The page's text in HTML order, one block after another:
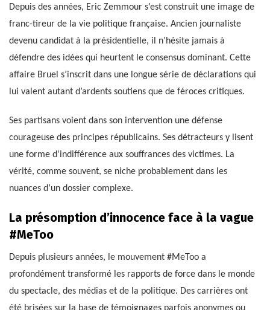
Depuis des années, Eric Zemmour s’est construit une image de
franc-tireur de la vie politique française. Ancien journaliste
devenu candidat à la présidentielle, il n’hésite jamais à
défendre des idées qui heurtent le consensus dominant. Cette
affaire Bruel s’inscrit dans une longue série de déclarations qui
lui valent autant d’ardents soutiens que de féroces critiques.
Ses partisans voient dans son intervention une défense
courageuse des principes républicains. Ses détracteurs y lisent
une forme d’indifférence aux souffrances des victimes. La
vérité, comme souvent, se niche probablement dans les
nuances d’un dossier complexe.
La présomption d’innocence face à la vague
#MeToo
Depuis plusieurs années, le mouvement #MeToo a
profondément transformé les rapports de force dans le monde
du spectacle, des médias et de la politique. Des carrières ont